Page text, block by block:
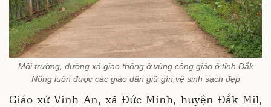
Môi trường, đường xá giao thông ở vùng công giáo ở tỉnh Đắk
Nông luôn được các giáo dân giữ gìn,vệ sinh sạch đẹp
Giáo xứ Vinh An, xã Đức Minh, huyện Đắk Mil,